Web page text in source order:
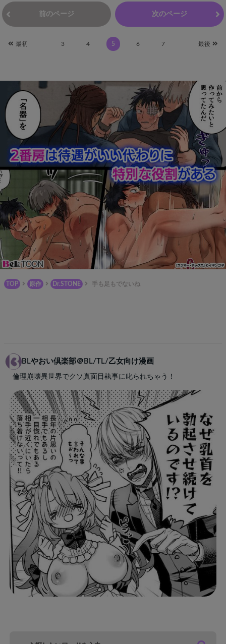
前のページ 次のページ
最初 3 4 5 6 7 最後
TOP 原作 Dr.STONE 手も足もでないね
BLやおい倶楽部＠BL/TL/乙女向け漫画
倫理崩壊異世界でクソ真面目執事に叱られちゃう！